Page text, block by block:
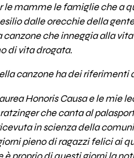
le mamme le famiglie che a
dalle orecchie della
canzone che inneggia alla
di vita drogata.
canzone ha dei
Honoris Causa e le mie
che canta al palasport
in scienza della
pieno di ragazzi felici ai